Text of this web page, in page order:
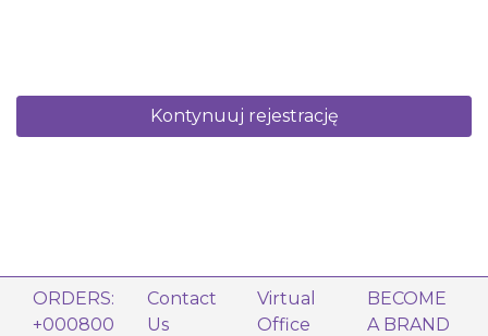
Kontynuuj rejestrację
ORDERS:
+000800
Contact
Us
Virtual
Office
BECOME
A BRAND